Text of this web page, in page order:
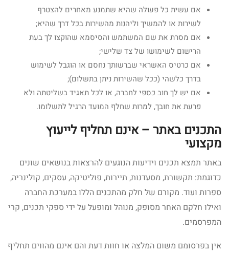
אם עשית כל פעולה שהיא שתמנע מאחרים להצטרף
לשירות או להמשיך וליהנות מהשירות בכל דרך שהיא;
אם מסרת את שם המשתמש והסיסמא שהוקצו לך בעת
הרישום לשימושו של צד שלישי;
אם כרטיס האשראי שברשותך נחסם או הוגבל לשימוש
בדרך כלשהי (ככל שהשירות ניתן בתשלום);
אם יש לך חוב כספי לחברה, או לכל תאגיד בשליטתה ולא
פרעת את חובך, למרות שחלף המועד הרגיל לתשלומו.
התכנים באתר – אינם תחליף לייעוץ
מקצועי
באתר תמצא תכנים וידיעות הנוגעים להרצאות בנושאים שונים
כדוגמת: תקשורת, מסעדנות, תיירות, פוליטיקה, עסקים, קולינריה,
ספרות ועוד. מקורם של חלק מהתכנים הללו במערכת החברה
ואילו חלקם האחר מסופק, מנוהל ומופעל על ידי ספקי תכנים, קרי
המפרסמים.
אין בפרסומם משום המלצה או חוות דעת והם אינם מהווים תחליף